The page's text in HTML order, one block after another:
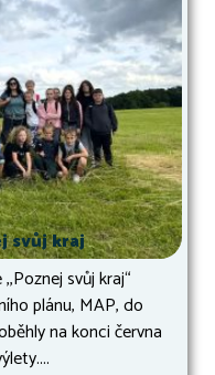
svůj kraj
svůj kraj“
plánu, MAP, do
na konci června